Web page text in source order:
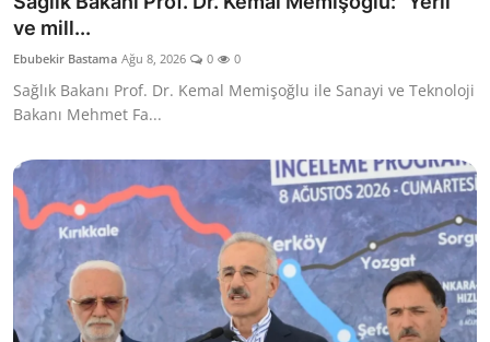
ve mill...
Ebubekir Bastama Ağu 8, 2026 0 0
Sağlık Bakanı Prof. Dr. Kemal Memişoğlu ile Sanayi ve Teknoloji
Bakanı Mehmet Fa...